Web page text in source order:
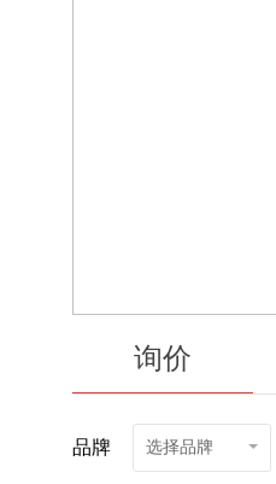
询价
品牌 选择品牌